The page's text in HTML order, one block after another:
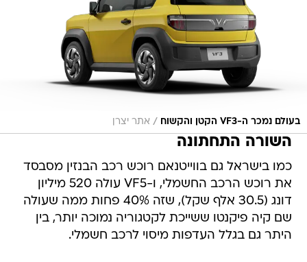
בעולם נמכר ה-VF3 הקטן והקשוח / אתר יצרן
השורה התחתונה
כמו בישראל גם בווייטנאם רוכש רכב הבנזין מסבסד
את רוכש הרכב החשמלי, ו-VF5 עולה 520 מיליון
דונג (30.5 אלף שקל), שזה 40% פחות ממה שעולה
שם קיה פיקנטו ששייכת לקטגוריה נמוכה יותר, בין
היתר גם בגלל העדפות מיסוי לרכב חשמלי.